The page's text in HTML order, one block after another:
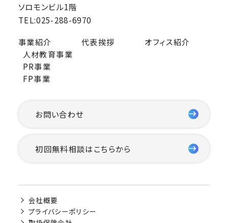
ソロモンビル1階
TEL:025-288-6970
事業紹介
人材教育事業
PR事業
FP事業
代表挨拶 オフィス紹介
お問い合わせ
初回無料相談はこちらから
会社概要
プライバシーポリシー